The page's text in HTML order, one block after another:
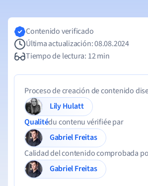
Contenido verificado
Última actualización: 08.08.2024
Tiempo de lectura: 12 min
Proceso de creación de contenido
Lily Hulatt
Qualitédu contenu vérifiée par
Gabriel Freitas
Calidad del contenido comprobada
Gabriel Freitas